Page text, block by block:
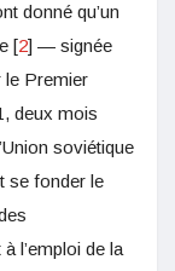
donné qu’un
[2] — signée
le Premier
deux mois
soviétique
se fonder le
l’emploi de la